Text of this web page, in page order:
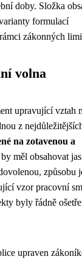
doby. Složka
formulací
zákonných
volna
upravující vztah
z
na zotavenou a
měl obsahovat
způsobu
vzor pracovní
byly řádně
upraven